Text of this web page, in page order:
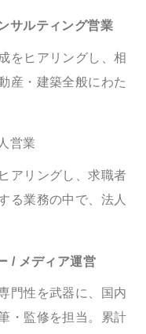
サルティング営業
をヒアリングし、相
産・建築全般にわた
営業
アリングし、求職者
る業務の中で、法人
/ メディア運営
門性を武器に、国内
・監修を担当。累計